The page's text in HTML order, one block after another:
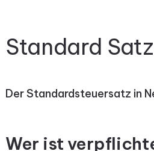
Standard Satz
Der Standardsteuersatz in
Wer ist